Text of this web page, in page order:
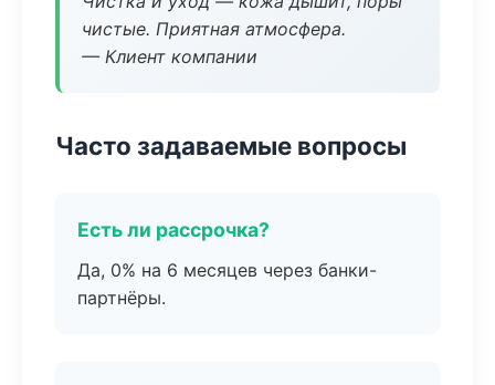
чистые. Приятная атмосфера.
— Клиент компании
Часто задаваемые вопросы
Есть ли рассрочка?
Да, 0% на 6 месяцев через банки-
партнёры.